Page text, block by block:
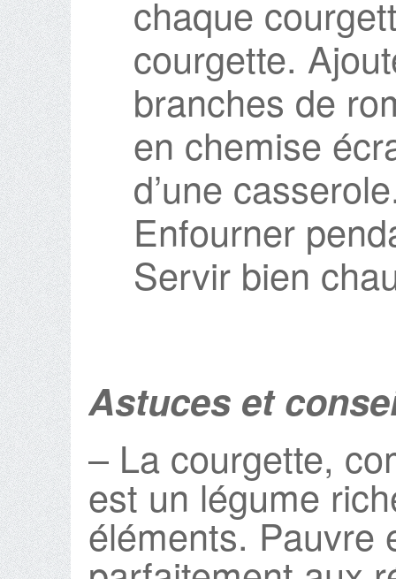
chaque
courgette.
branches de
en chemise
d’une
Enfourner
Servir bien
Astuces et
– La courgette,
est un légume
éléments. Pauvre